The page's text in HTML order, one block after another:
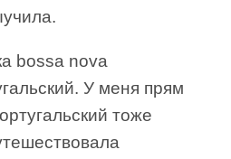
bossa nova
У меня прям
тоже